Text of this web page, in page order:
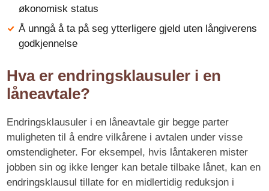
økonomisk status
Å unngå å ta på seg ytterligere gjeld uten långiverens
godkjennelse
Hva er endringsklausuler i en
låneavtale?
Endringsklausuler i en låneavtale gir begge parter
muligheten til å endre vilkårene i avtalen under visse
omstendigheter. For eksempel, hvis låntakeren mister
jobben sin og ikke lenger kan betale tilbake lånet, kan en
endringsklausul tillate for en midlertidig reduksjon i